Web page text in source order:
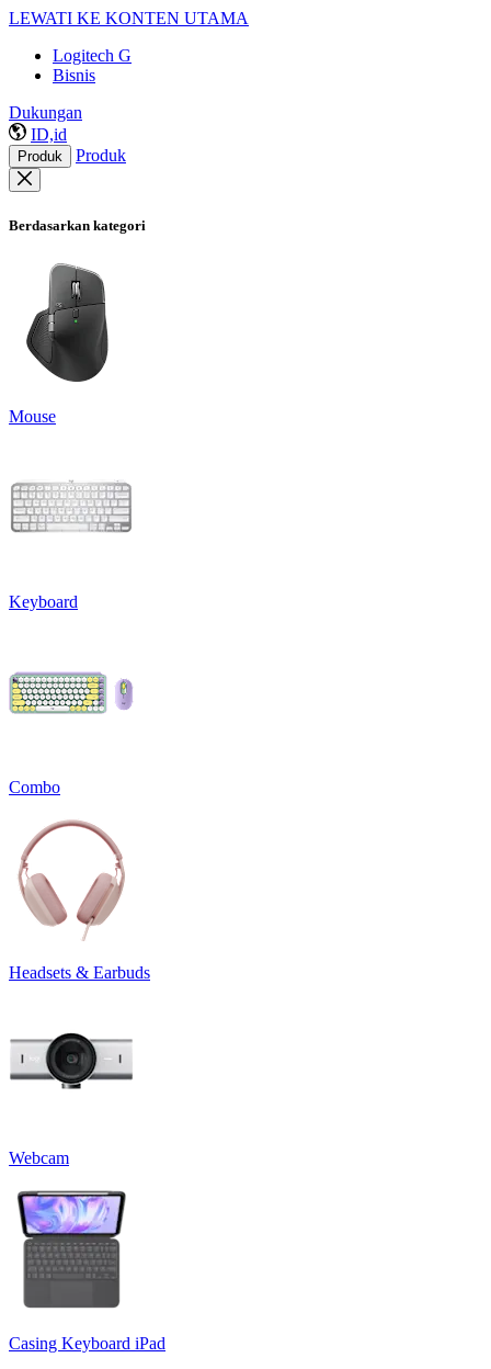
LEWATI KE KONTEN UTAMA
Logitech G
Bisnis
Dukungan
ID,id
Produk Produk
Berdasarkan kategori
Mouse
Keyboard
Combo
Headsets & Earbuds
Webcam
Casing Keyboard iPad